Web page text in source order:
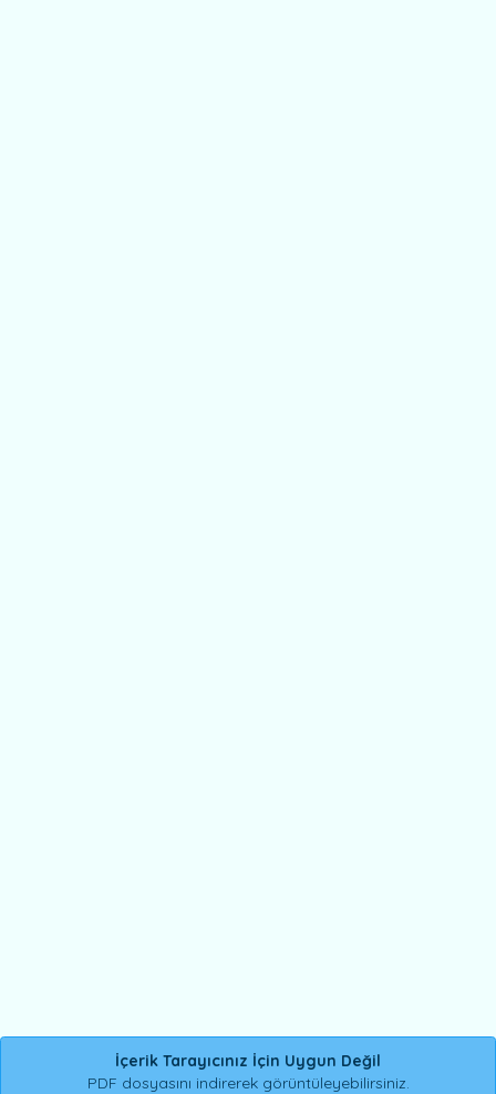
İçerik Tarayıcınız İçin Uygun Değil
PDF dosyasını indirerek görüntüleyebilirsiniz.